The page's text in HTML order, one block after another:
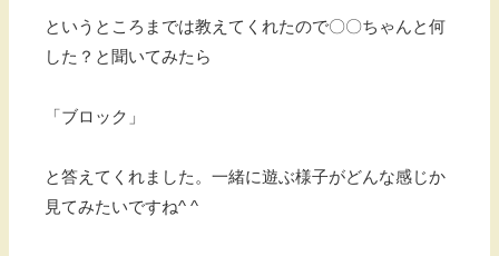
というところまでは教えてくれたので〇〇ちゃんと何
した？と聞いてみたら
「ブロック」
と答えてくれました。一緒に遊ぶ様子がどんな感じか
見てみたいですね^ ^